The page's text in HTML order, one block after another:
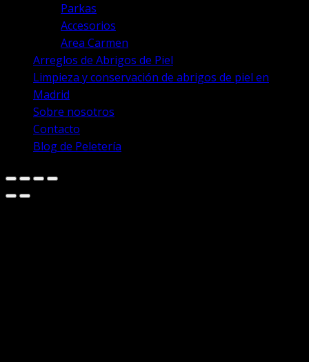
Parkas
Accesorios
Area Carmen
Arreglos de Abrigos de Piel
Limpieza y conservación de abrigos de piel en
Madrid
Sobre nosotros
Contacto
Blog de Peletería